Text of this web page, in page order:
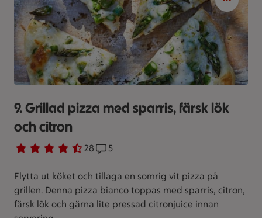
9. Grillad pizza med sparris, färsk lök
och citron
Betyg 4.1 av 5. 28
28 personer har röstatReceptet har 5 kommentarer
5
Flytta ut köket och tillaga en somrig vit pizza på
grillen. Denna pizza bianco toppas med sparris, citron,
färsk lök och gärna lite pressad citronjuice innan